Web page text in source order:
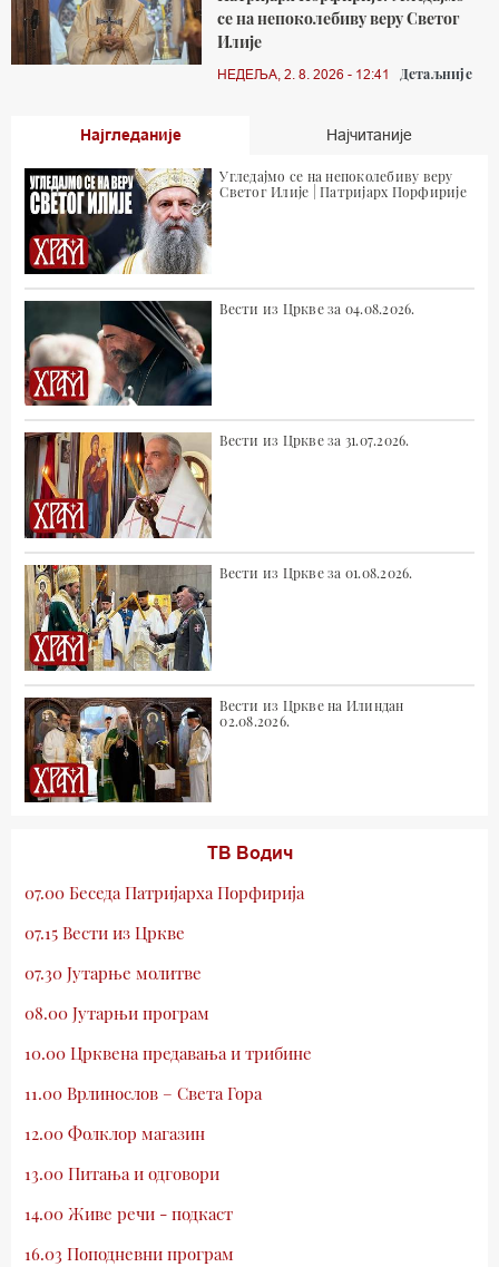
се на непоколебиву веру Светог
Илије
НЕДЕЉА, 2. 8. 2026 - 12:41 Детаљније
Најгледаније Најчитаније
Угледајмо се на непоколебиву веру
Светог Илије | Патријарх Порфирије
Вести из Цркве за 04.08.2026.
Вести из Цркве за 31.07.2026.
Вести из Цркве за 01.08.2026.
Вести из Цркве на Илиндан
02.08.2026.
ТВ Водич
07.00 Беседа Патријарха Порфирија
07.15 Вести из Цркве
07.30 Јутарње молитве
08.00 Јутарњи програм
10.00 Црквена предавања и трибине
11.00 Врлинослов – Света Гора
12.00 Фолклор магазин
13.00 Питања и одговори
14.00 Живе речи - подкаст
16.03 Поподневни програм